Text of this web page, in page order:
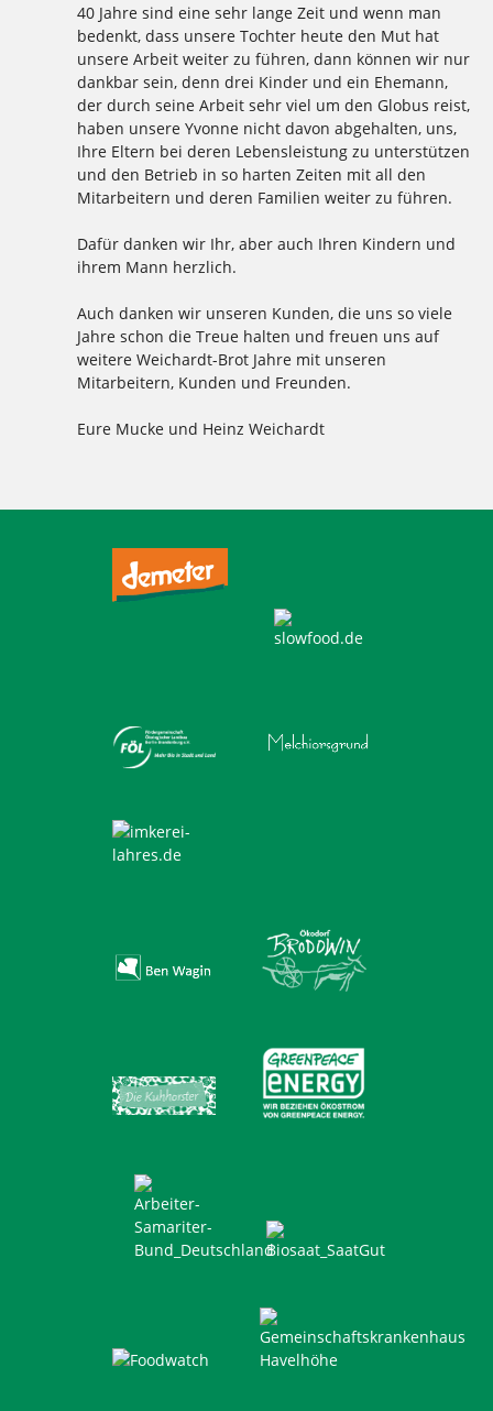
40 Jahre sind eine sehr lange Zeit und wenn man
bedenkt, dass unsere Tochter heute den Mut hat
unsere Arbeit weiter zu führen, dann können wir nur
dankbar sein, denn drei Kinder und ein Ehemann,
der durch seine Arbeit sehr viel um den Globus reist,
haben unsere Yvonne nicht davon abgehalten, uns,
Ihre Eltern bei deren Lebensleistung zu unterstützen
und den Betrieb in so harten Zeiten mit all den
Mitarbeitern und deren Familien weiter zu führen.
Dafür danken wir Ihr, aber auch Ihren Kindern und
ihrem Mann herzlich.
Auch danken wir unseren Kunden, die uns so viele
Jahre schon die Treue halten und freuen uns auf
weitere Weichardt-Brot Jahre mit unseren
Mitarbeitern, Kunden und Freunden.
Eure Mucke und Heinz Weichardt